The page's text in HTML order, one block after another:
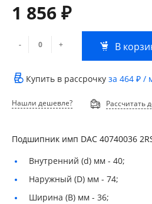
1 856 ₽
- + В
Купить в рассрочку за 464 ₽ /
Нашли дешевле? Рассчитать
Подшипник имп DAC 40740036
Внутренний (d) мм - 40;
Наружный (D) мм - 74;
Ширина (B) мм - 36;